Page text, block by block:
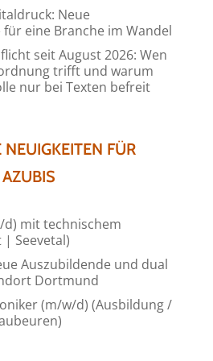
Neue
eine Branche im Wandel
seit August 2026: Wen
trifft und warum
nur bei Texten befreit
NEUIGKEITEN FÜR
d) mit technischem
| Seevetal)
Auszubildende und dual
Dortmund
(m/w/d) (Ausbildung /